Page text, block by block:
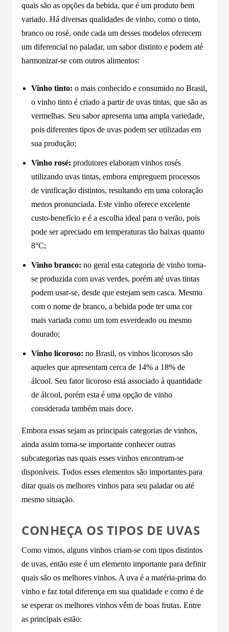
quais são as opções da bebida, que é um produto bem
variado. Há diversas qualidades de vinho, como o tinto,
branco ou rosé, onde cada um desses modelos oferecem
um diferencial no paladar, um sabor distinto e podem até
harmonizar-se com outros alimentos:
Vinho tinto: o mais conhecido e consumido no Brasil,
o vinho tinto é criado a partir de uvas tintas, que são as
vermelhas. Seu sabor apresenta uma ampla variedade,
pois diferentes tipos de uvas podem ser utilizadas em
sua produção;
Vinho rosé: produtores elaboram vinhos rosés
utilizando uvas tintas, embora empreguem processos
de vinificação distintos, resultando em uma coloração
menos pronunciada. Este vinho oferece excelente
custo-benefício e é a escolha ideal para o verão, pois
pode ser apreciado em temperaturas tão baixas quanto
8°C;
Vinho branco: no geral esta categoria de vinho torna-
se produzida com uvas verdes, porém até uvas tintas
podem usar-se, desde que estejam sem casca. Mesmo
com o nome de branco, a bebida pode ter uma cor
mais variada como um tom esverdeado ou mesmo
dourado;
Vinho licoroso: no Brasil, os vinhos licorosos são
aqueles que apresentam cerca de 14% a 18% de
álcool. Seu fator licoroso está associado à quantidade
de álcool, porém esta é uma opção de vinho
considerada também mais doce.
Embora essas sejam as principais categorias de vinhos,
ainda assim torna-se importante conhecer outras
subcategorias nas quais esses vinhos encontram-se
disponíveis. Todos esses elementos são importantes para
ditar quais os melhores vinhos para seu paladar ou até
mesmo situação.
CONHEÇA OS TIPOS DE UVAS
Como vimos, alguns vinhos criam-se com tipos distintos
de uvas, então este é um elemento importante para definir
quais são os melhores vinhos. A uva é a matéria-prima do
vinho e faz total diferença em sua qualidade e como é de
se esperar os melhores vinhos vêm de boas frutas. Entre
as principais estão: